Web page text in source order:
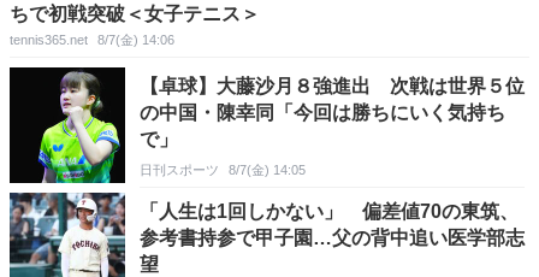
ちで初戦突破＜女子テニス＞
tennis365.net 8/7(金) 14:06
【卓球】大藤沙月８強進出 次戦は世界５位
の中国・陳幸同「今回は勝ちにいく気持ち
で」
日刊スポーツ 8/7(金) 14:05
「人生は1回しかない」 偏差値70の東筑、
参考書持参で甲子園…父の背中追い医学部志
望